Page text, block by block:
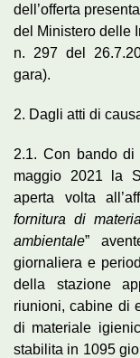
dell’offerta
del Ministero delle
n. 297 del
gara).
2. Dagli atti di
2.1. Con bando
maggio 2021 la
aperta volta
fornitura di
ambientale”
giornaliera e
della stazione
riunioni, cabine di
di materiale
stabilita in 1095